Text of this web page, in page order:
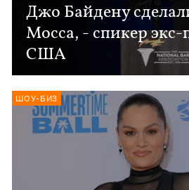
Джо Байдену
Мосса, - спикер экс-
США
ШОУ-БИЗ